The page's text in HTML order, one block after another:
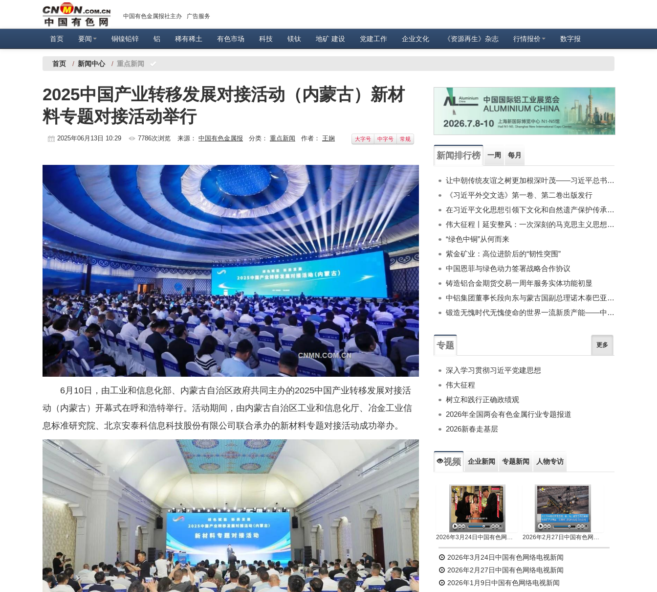
中国有色金属报社主办 广告服务
首页 要闻 铜镍铅锌 铝 稀有稀土 有色市场 科技 镁钛 地矿 建设 党建工作 企业文化 《资源再生》杂志 行情报价 数字报
首页 / 新闻中心 / 重点新闻
2025中国产业转移发展对接活动（内蒙古）新材
料专题对接活动举行
2025年06月13日 10:29 7786次浏览 来源： 中国有色金属报 分类： 重点新闻 作者： 王娴 大字号 中字号 常规
6月10日，由工业和信息化部、内蒙古自治区政府共同主办的2025中国产业转移发展对接活
动（内蒙古）开幕式在呼和浩特举行。活动期间，由内蒙古自治区工业和信息化厅、冶金工业信
息标准研究院、北京安泰科信息科技股份有限公司联合承办的新材料专题对接活动成功举办。
新闻排行榜 一周 每月
让中朝传统友谊之树更加根深叶茂——习近平总书记对朝鲜进行国事访问纪实
《习近平外交文选》第一卷、第二卷出版发行
在习近平文化思想引领下文化和自然遗产保护传承利用工作开创新局面
伟大征程丨延安整风：一次深刻的马克思主义思想教育运动
“绿色中铜”从何而来
紫金矿业：高位进阶后的“韧性突围”
中国恩菲与绿色动力签署战略合作协议
铸造铝合金期货交易一周年服务实体功能初显
中铝集团董事长段向东与蒙古国副总理诺木泰巴亚尔举行会谈
锻造无愧时代无愧使命的世界一流新质产能——中国有色金属工业的战略应对与破局之道（二）
专题 更多
深入学习贯彻习近平党建思想
伟大征程
树立和践行正确政绩观
2026年全国两会有色金属行业专题报道
2026新春走基层
视频 企业新闻 专题新闻 人物专访
2026年3月24日中国有色网络电视新闻 2026年2月27日中国有色网络电视新闻
2026年3月24日中国有色网络电视新闻
2026年2月27日中国有色网络电视新闻
2026年1月9日中国有色网络电视新闻